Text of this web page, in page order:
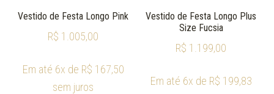
Vestido de Festa Longo Pink
R$ 1.005,00
Em até 6x de R$ 167,50
sem juros
Vestido de Festa Longo Plus
Size Fucsia
R$ 1.199,00
Em até 6x de R$ 199,83